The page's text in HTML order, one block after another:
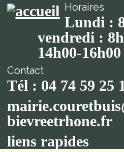
Horaires
Lundi :
vendredi :
14h00-16h00
Contact
Tél : 04 74 59 25
bievreetrhone.fr
liens rapides